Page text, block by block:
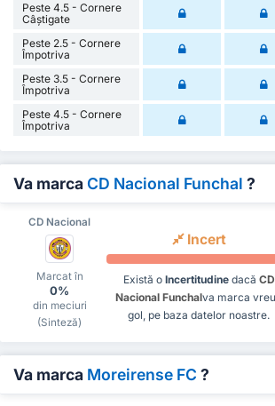
Peste 4.5 - Cornere
Câștigate
Peste 2.5 - Cornere
Împotriva
Peste 3.5 - Cornere
Împotriva
Peste 4.5 - Cornere
Împotriva
Va marca CD Nacional Funchal ?
CD Nacional
Marcat în
0%
din meciuri
(Sinteză)
Incert
Există o Incertitudinedacă CD
Nacional Funchalva marca
gol, pe baza datelor noastre.
Va marca Moreirense FC ?